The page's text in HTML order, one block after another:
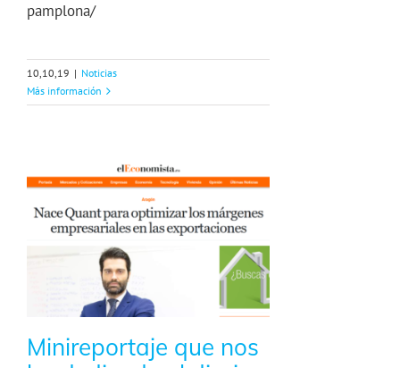
pamplona/
10,10,19 | Noticias
Más información
Minireportaje que nos